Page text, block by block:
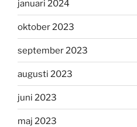
januari 2024
oktober 2023
september 2023
augusti 2023
juni 2023
maj 2023